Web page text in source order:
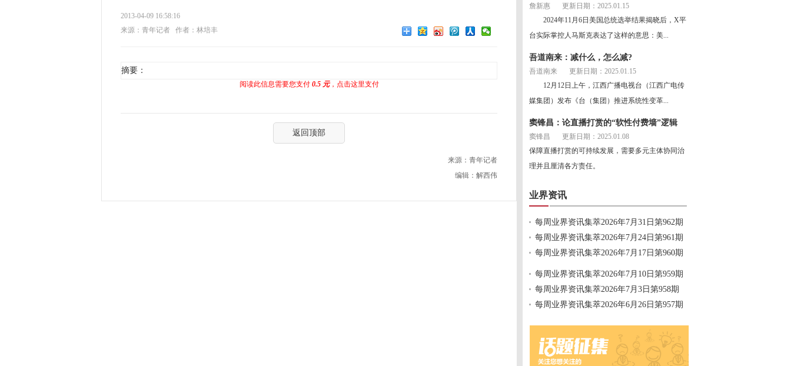
2013-04-09 16:58:16
来源：青年记者
作者：林培丰
摘要：
阅读此信息需要您支付 0.5 元，点击这里支付
返回顶部
来源：青年记者
编辑：解西伟
詹新惠
更新日期：2025.01.15
2024年11月6日美国总统选举结果揭晓后，X平
台实际掌控人马斯克表达了这样的意思：美...
吾道南来：减什么，怎么减?
吾道南来
更新日期：2025.01.15
12月12日上午，江西广播电视台（江西广电传
媒集团）发布《台（集团）推进系统性变革...
窦锋昌：论直播打赏的“软性付费墙”逻辑
窦锋昌
更新日期：2025.01.08
保障直播打赏的可持续发展，需要多元主体协同治
理并且厘清各方责任。
业界资讯
每周业界资讯集萃2026年7月31日第962期
每周业界资讯集萃2026年7月24日第961期
每周业界资讯集萃2026年7月17日第960期
每周业界资讯集萃2026年7月10日第959期
每周业界资讯集萃2026年7月3日第958期
每周业界资讯集萃2026年6月26日第957期